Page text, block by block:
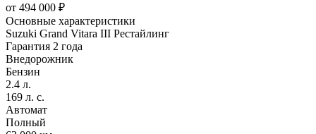
от 494 000 ₽
Основные характеристики
Suzuki Grand Vitara III Рестайлинг
Гарантия 2 года
Внедорожник
Бензин
2.4 л.
169 л. с.
Автомат
Полный